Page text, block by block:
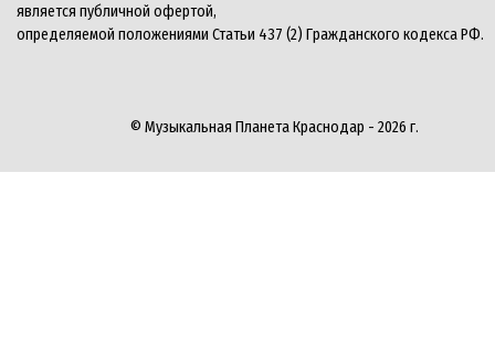
является публичной офертой,
определяемой положениями Статьи 437 (2) Гражданского кодекса РФ.
© Музыкальная Планета Краснодар - 2026 г.